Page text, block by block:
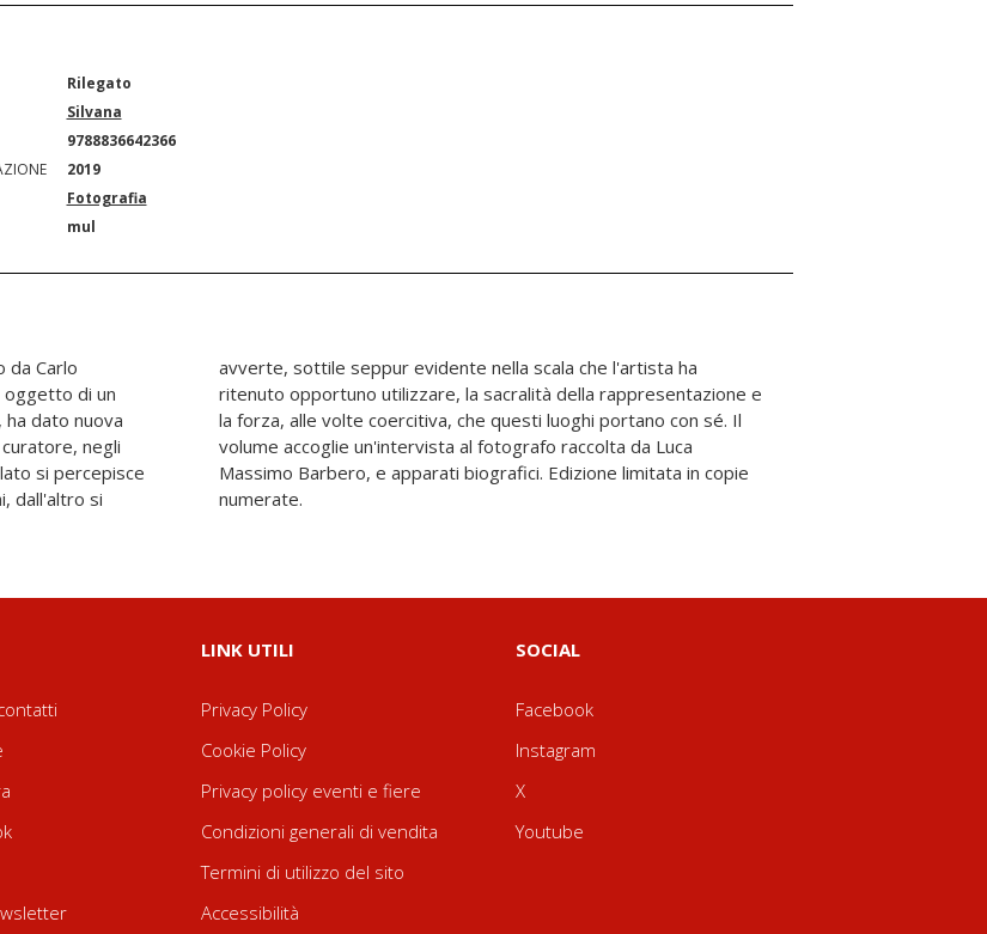
Rilegato
Silvana
9788836642366
2019
Fotografia
mul
da Carlo
oggetto di un
dato nuova
negli
si percepisce
dall'altro si
ha
e
con sé. Il
da Luca
limitata in copie
numerate.
LINK UTILI
Privacy Policy
Cookie Policy
Privacy policy eventi e fiere
Condizioni generali di vendita
Termini di utilizzo del sito
Accessibilità
SOCIAL
Facebook
Instagram
X
Youtube